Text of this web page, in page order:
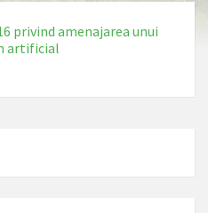
privind amenajarea unui
artificial